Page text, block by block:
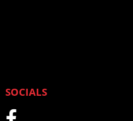
SOCIALS